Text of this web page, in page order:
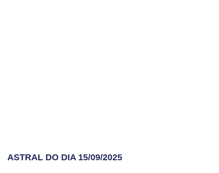
ASTRAL DO DIA 15/09/2025